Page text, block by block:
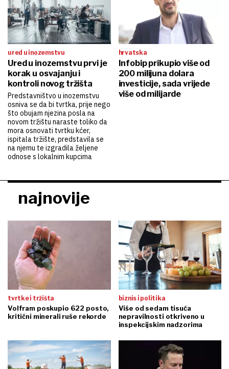
ured u inozemstvu
Ured u inozemstvu prvi je
korak u osvajanju i
kontroli novog tržišta
Predstavništvo u inozemstvu
osniva se da bi tvrtka, prije nego
što obujam njezina posla na
novom tržištu naraste toliko da
mora osnovati tvrtku kćer,
ispitala tržište, predstavila se
na njemu te izgradila željene
odnose s lokalnim kupcima
hrvatska
Infobip prikupio više od
200 milijuna dolara
investicije, sada vrijede
više od milijarde
najnovije
tvrtke i tržišta
Volfram poskupio 622 posto,
kritični minerali ruše rekorde
biznis i politika
Više od sedam tisuća
nepravilnosti otkriveno u
inspekcijskim nadzorima